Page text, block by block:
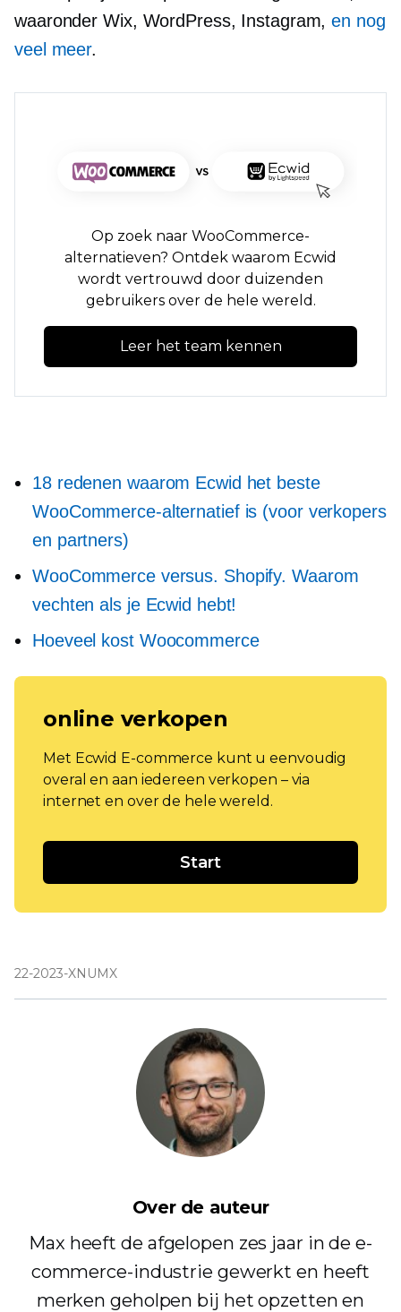
waaronder Wix, WordPress, Instagram,en nog
veel meer.
Op zoek naar WooCommerce-
alternatieven? Ontdek waarom Ecwid
wordt vertrouwd door duizenden
gebruikers over de hele wereld.
Leer het team kennen
18 redenen waarom Ecwid het beste
WooCommerce-alternatief is (voor verkopers
en partners)
WooCommerce versus. Shopify. Waarom
vechten als je Ecwid hebt!
Hoeveel kost Woocommerce
online verkopen
Met Ecwid E-commerce kunt u eenvoudig
overal en aan iedereen verkopen – via
internet en over de hele wereld.
Start
22-2023-XNUMX
Over de auteur
Max heeft de afgelopen zes jaar in de e-
commerce-industrie gewerkt en heeft
merken geholpen bij het opzetten en